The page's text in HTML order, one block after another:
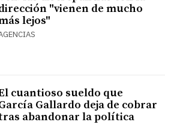
"vienen de mucho
lejos"
cuantioso sueldo que
Gallardo deja de cobrar
abandonar la política